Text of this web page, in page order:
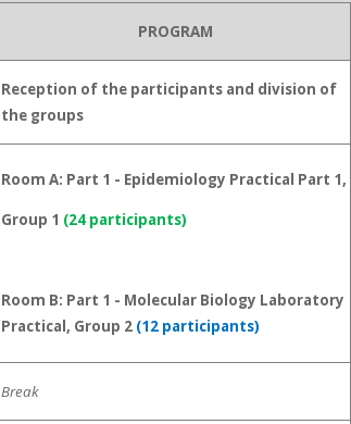
PROGRAM
Reception of the participants and division of
the groups
Room A: Part 1 - Epidemiology Practical Part 1,
Group 1 (24 participants)
Room B: Part 1 - Molecular Biology Laboratory
Practical, Group 2 (12 participants)
Break